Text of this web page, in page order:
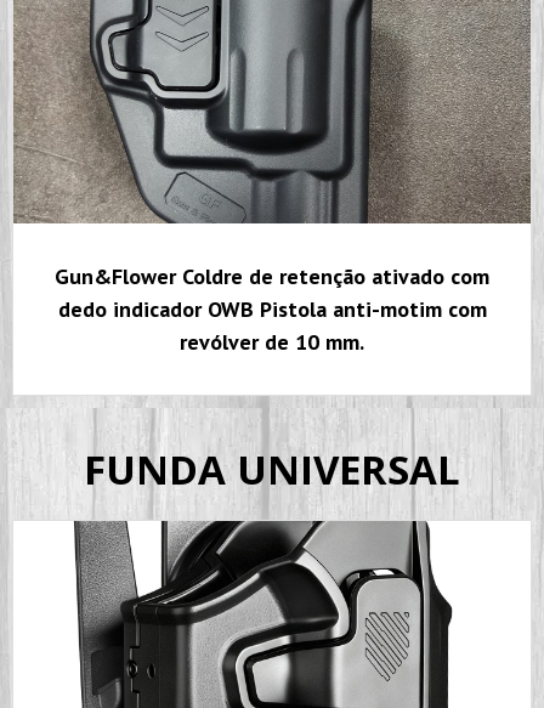
Gun&Flower Coldre de retenção ativado com
dedo indicador OWB Pistola anti-motim com
revólver de 10 mm.
FUNDA UNIVERSAL